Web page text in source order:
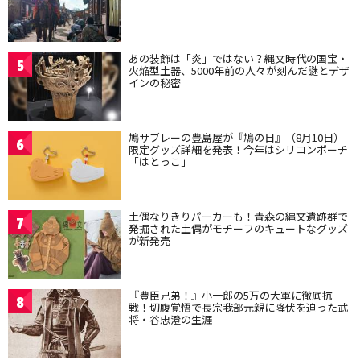
5 あの装飾は「炎」ではない？縄文時代の国宝・
火焔型土器、5000年前の人々が刻んだ謎とデザ
インの秘密
6 鳩サブレーの豊島屋が『鳩の日』（8月10日）
限定グッズ詳細を発表！今年はシリコンポーチ
「はとっこ」
7 土偶なりきりパーカーも！青森の縄文遺跡群で
発掘された土偶がモチーフのキュートなグッズ
が新発売
8 『豊臣兄弟！』小一郎の5万の大軍に徹底抗
戦！切腹覚悟で長宗我部元親に降伏を迫った武
将・谷忠澄の生涯